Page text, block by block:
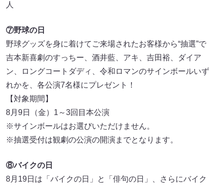
人
⑦野球の日
野球グッズを身に着けてご来場されたお客様から“抽選”で
吉本新喜劇のすっちー、酒井藍、アキ、吉田裕、ダイア
ン、ロングコートダディ、令和ロマンのサインボールいず
れかを、各公演7名様にプレゼント！
【対象期間】
8⽉9⽇（金）1～3回目本公演
※サインボールはお選びいただけません。
※抽選受付は観劇の公演の開演までとなります。
⑧バイクの日
8⽉19⽇は「バイクの⽇」と「俳句の⽇」、さらにバイク